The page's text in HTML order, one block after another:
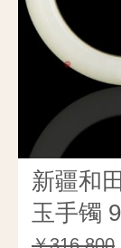
新疆和
玉手镯